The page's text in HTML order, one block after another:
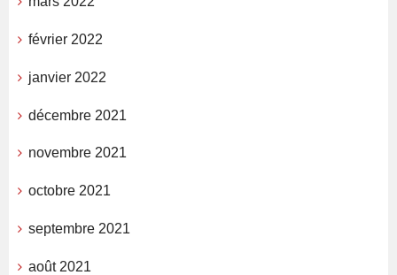
février 2022
janvier 2022
décembre 2021
novembre 2021
octobre 2021
septembre 2021
août 2021